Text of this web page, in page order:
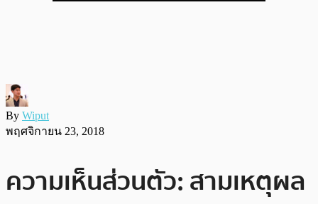
By Wiput
พฤศจิกายน 23, 2018
ความเห็นส่วนตัว: สามเหตุผล